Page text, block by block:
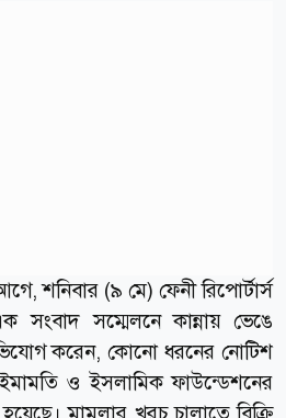
শনিবার (৯ মে) ফেনী রিপোর্টার্স
সম্মেলনে কান্নায় ভেঙে
করেন, কোনো ধরনের নোটিশ
ও ইসলামিক ফাউন্ডেশনের